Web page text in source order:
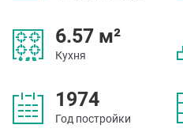
6.57 м²
Кухня
1974
Год постройки